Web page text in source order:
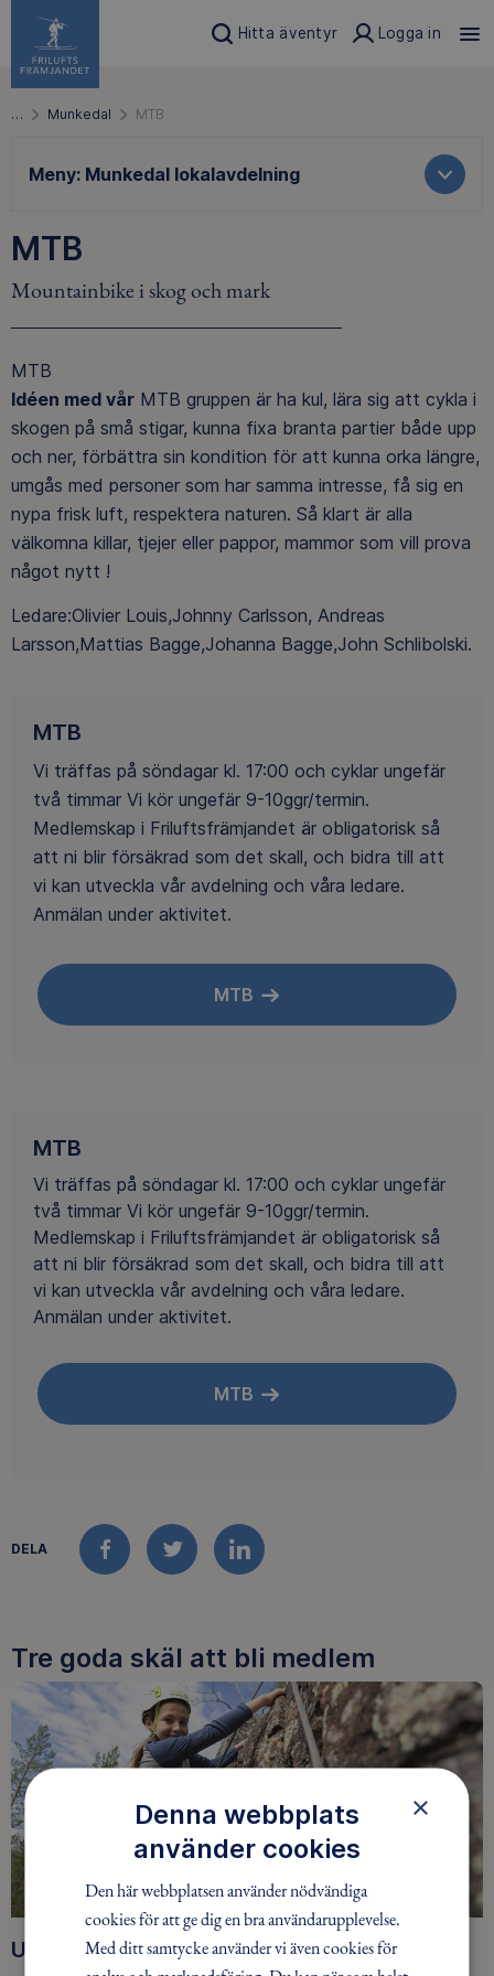
Hitta äventyr Logga in
… Munkedal MTB
Meny: Munkedal lokalavdelning
MTB
Mountainbike i skog och mark
MTB
Idéen med vår MTB gruppen är ha kul, lära sig att cykla i
skogen på små stigar, kunna fixa branta partier både upp
och ner, förbättra sin kondition för att kunna orka längre,
umgås med personer som har samma intresse, få sig en
nypa frisk luft, respektera naturen. Så klart är alla
välkomna killar, tjejer eller pappor, mammor som vill prova
något nytt !
Ledare:Olivier Louis,Johnny Carlsson, Andreas
Larsson,Mattias Bagge,Johanna Bagge,John Schlibolski.
MTB
Vi träffas på söndagar kl. 17:00 och cyklar ungefär
två timmar Vi kör ungefär 9-10ggr/termin.
Medlemskap i Friluftsfrämjandet är obligatorisk så
att ni blir försäkrad som det skall, och bidra till att
vi kan utveckla vår avdelning och våra ledare.
Anmälan under aktivitet.
MTB
MTB
Vi träffas på söndagar kl. 17:00 och cyklar ungefär
två timmar Vi kör ungefär 9-10ggr/termin.
Medlemskap i Friluftsfrämjandet är obligatorisk så
att ni blir försäkrad som det skall, och bidra till att
vi kan utveckla vår avdelning och våra ledare.
Anmälan under aktivitet.
MTB
DELA
FACEBOOKTWITTERLINKEDIN
Tre goda skäl att bli medlem
Upptäck nya äventyr
×
Denna webbplats
använder cookies
Den här webbplatsen använder nödvändiga
cookies för att ge dig en bra användarupplevelse.
Med ditt samtycke använder vi även cookies för